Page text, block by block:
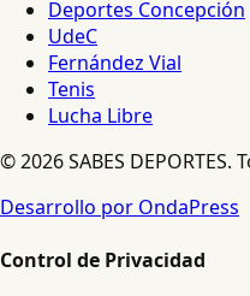
Deportes Concepción
UdeC
Fernández Vial
Tenis
Lucha Libre
© 2026 SABES
Desarrollo por OndaPress
Control de Privacidad